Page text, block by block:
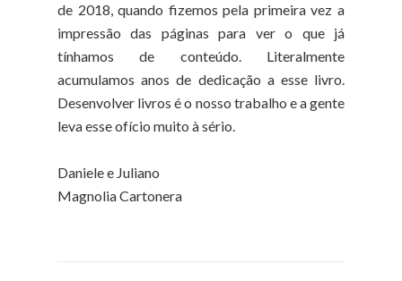
de 2018, quando fizemos pela primeira vez a
impressão das páginas para ver o que já
tínhamos de conteúdo. Literalmente
acumulamos anos de dedicação a esse livro.
Desenvolver livros é o nosso trabalho e a gente
leva esse ofício muito à sério.
Daniele e Juliano
Magnolia Cartonera